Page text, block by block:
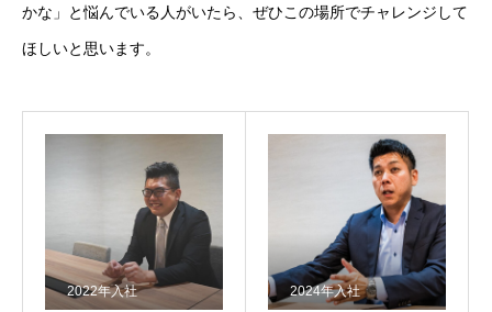
かな」と悩んでいる人がいたら、ぜひこの場所でチャレンジして
ほしいと思います。
2022年入社 2024年入社